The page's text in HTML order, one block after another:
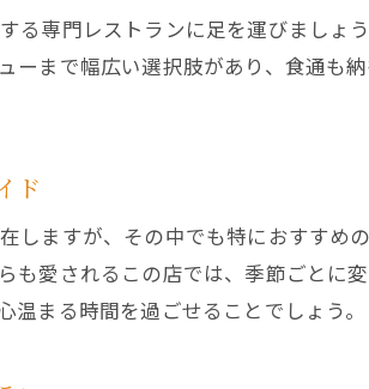
川口市で家族と楽しむ絶品パス
友人との食事に最適な川口市の
川口市のレストランで特別なパ
新鮮な食材を使った絶品パスタが自
川口市の新鮮な食材を使ったパス
る専門レストランに足を運びましょ
ーまで幅広い選択肢があり、食通も
ド
しますが、その中でも特におすすめ
も愛されるこの店では、季節ごとに
まる時間を過ごせることでしょう。